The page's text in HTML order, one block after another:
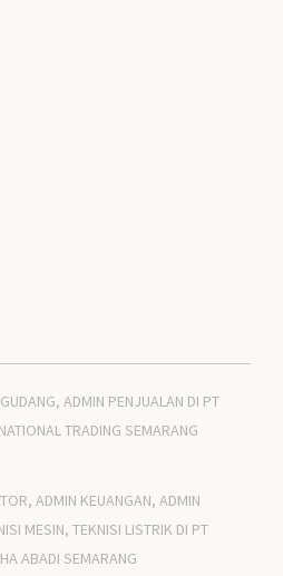
ADMIN PENJUALAN DI PT
TRADING SEMARANG
ADMIN KEUANGAN, ADMIN
MESIN, TEKNISI LISTRIK DI PT
ABADI SEMARANG